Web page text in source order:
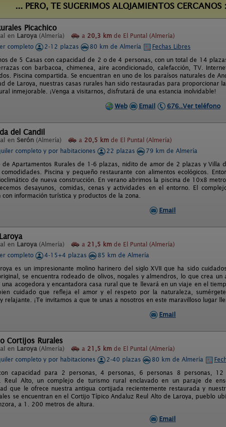
... PERO, TE SUGERIMOS ALOJAMIENTOS CERCANOS :
Picachico
en Laroya (Almería) a 20,3 km de El Puntal (Almería)
completo
2-12 plazas 80 km de Almería
Fechas Libres
de 5 Casas con capacidad de 2 o de 4 personas, con un total de 14
con barbacoa, chimenea, aire acondicionado, calefacción, TV.
Piscina compartida. Se encuentran en uno de los paraísos naturales de
de Laroya, nuestras casas rurales han sido restauradas para proporcionar
inmejorable. ¡Venga a visitarnos, disfrutará de una estancia inolvidable!
Web
Email 676..Ver teléfono
del Candil
en Serón (Almería) a 20,5 km de El Puntal (Almería)
completo y por habitaciones
22 plazas
79 km de Almería
de Apartamentos Rurales de 1-6 plazas, nidito de amor de 2 plazas y Villa
Piscina y pequeño restaurante con alimentos ecológicos.
de nueva construcción. En verano abrimos la piscina de 10x8
desayunos, comidas, cenas y actividades en el entorno. El
con información turística y productos de la zona.
Email
en Laroya (Almería) a 21,5 km de El Puntal (Almería)
completo
4-15+4 plazas
85 km de Almería
es un impresionante molino harinero del siglo XVII que ha sido
se encuentra rodeado de olivos, nogales y almendros, lo que crea
acogedora y encantadora casa rural que te llevará en un viaje en el
cuidado que refleja el amor y el respeto por la naturaleza,
relajante. ¡Te invitamos a que te unas a nosotros en este maravilloso lugar
Email
Cortijos Rurales
en Laroya (Almería) a 21,5 km de El Puntal (Almería)
completo y por habitaciones
2-40 plazas 80 km de Almería
capacidad para 2 personas, 4 personas, 6 personas 8 personas,
Reul Alto, un complejo de turismo rural enclavado en un paraje de
que le ofrece nuestra antigua cortijada recientemente restaurada y
se encuentran en el Cortijo Típico Andaluz Reul Alto de Laroya, pueblo
a 1. 200 metros de altura.
Email